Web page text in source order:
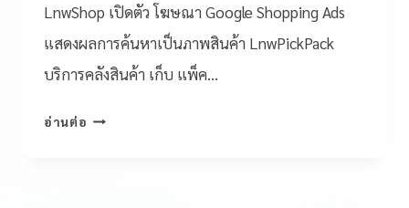
LnwShop เปิดตัว โฆษณา Google Shopping Ads
แสดงผลการค้นหาเป็นภาพสินค้า LnwPickPack
บริการคลังสินค้า เก็บ แพ็ค…
อ่านต่อ